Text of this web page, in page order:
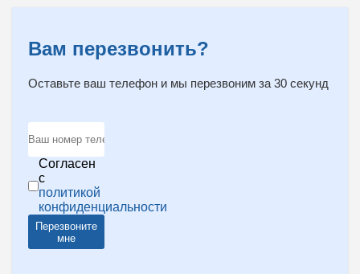
Вам перезвонить?
Оставьте ваш телефон и мы перезвоним за 30 секунд
Согласен
с
политикой
конфиденциальности
Перезвоните
мне